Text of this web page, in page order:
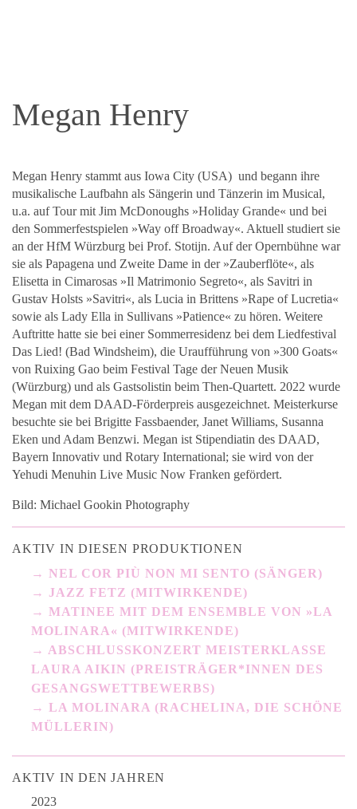
Megan Henry
Megan Henry stammt aus Iowa City (USA) und begann ihre
musikalische Laufbahn als Sängerin und Tänzerin im Musical,
u.a. auf Tour mit Jim McDonoughs »Holiday Grande« und bei
den Sommerfestspielen »Way off Broadway«. Aktuell studiert sie
an der HfM Würzburg bei Prof. Stotijn. Auf der Opernbühne war
sie als Papagena und Zweite Dame in der »Zauberflöte«, als
Elisetta in Cimarosas »Il Matrimonio Segreto«, als Savitri in
Gustav Holsts »Savitri«, als Lucia in Brittens »Rape of Lucretia«
sowie als Lady Ella in Sullivans »Patience« zu hören. Weitere
Auftritte hatte sie bei einer Sommerresidenz bei dem Liedfestival
Das Lied! (Bad Windsheim), die Uraufführung von »300 Goats«
von Ruixing Gao beim Festival Tage der Neuen Musik
(Würzburg) und als Gastsolistin beim Then-Quartett. 2022 wurde
Megan mit dem DAAD-Förderpreis ausgezeichnet. Meisterkurse
besuchte sie bei Brigitte Fassbaender, Janet Williams, Susanna
Eken und Adam Benzwi. Megan ist Stipendiatin des DAAD,
Bayern Innovativ und Rotary International; sie wird von der
Yehudi Menuhin Live Music Now Franken gefördert.
Bild: Michael Gookin Photography
AKTIV IN DIESEN PRODUKTIONEN
NEL COR PIÙ NON MI SENTO (SÄNGER)
JAZZ FETZ (MITWIRKENDE)
MATINEE MIT DEM ENSEMBLE VON »LA
MOLINARA« (MITWIRKENDE)
ABSCHLUSSKONZERT MEISTERKLASSE
LAURA AIKIN (PREISTRÄGER*INNEN DES
GESANGSWETTBEWERBS)
LA MOLINARA (RACHELINA, DIE SCHÖNE
MÜLLERIN)
AKTIV IN DEN JAHREN
2023